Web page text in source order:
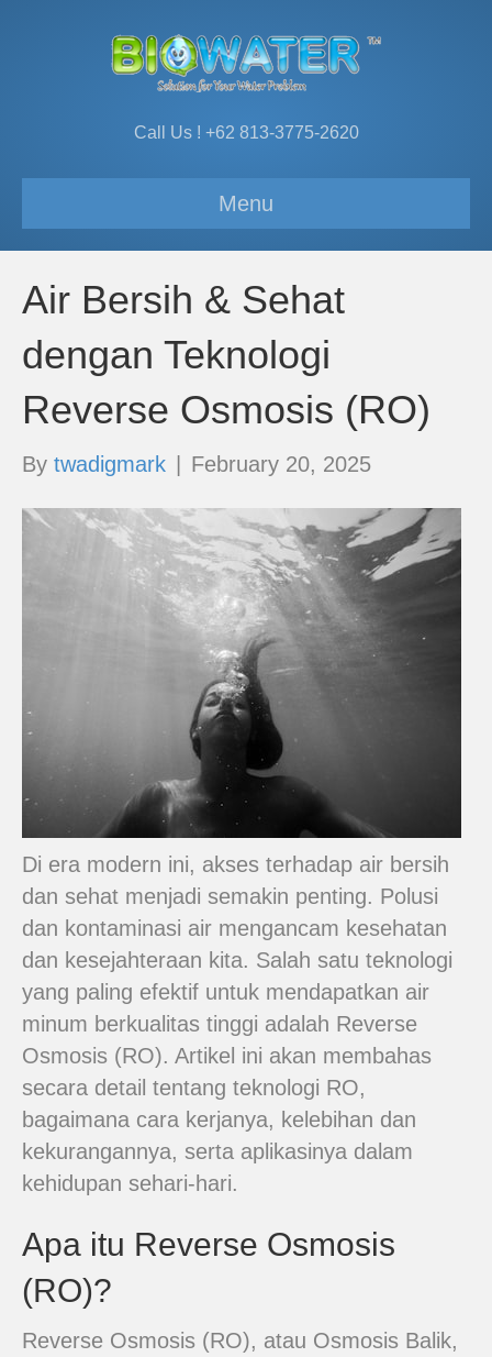
Call Us ! +62 813-3775-2620
Menu
Air Bersih & Sehat
dengan Teknologi
Reverse Osmosis (RO)
By twadigmark February 20, 2025
Di era modern ini, akses terhadap air bersih
dan sehat menjadi semakin penting. Polusi
dan kontaminasi air mengancam kesehatan
dan kesejahteraan kita. Salah satu teknologi
yang paling efektif untuk mendapatkan air
minum berkualitas tinggi adalah Reverse
Osmosis (RO). Artikel ini akan membahas
secara detail tentang teknologi RO,
bagaimana cara kerjanya, kelebihan dan
kekurangannya, serta aplikasinya dalam
kehidupan sehari-hari.
Apa itu Reverse Osmosis
(RO)?
Reverse Osmosis (RO), atau Osmosis Balik,